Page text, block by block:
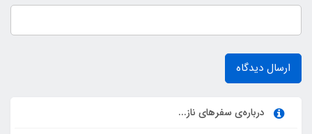
ارسال دیدگاه
درباره‌ی سفرهای ناز...